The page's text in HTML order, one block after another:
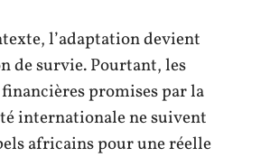
l’adaptation devient
de survie. Pourtant, les
promises par la
internationale ne suivent
africains pour une réelle